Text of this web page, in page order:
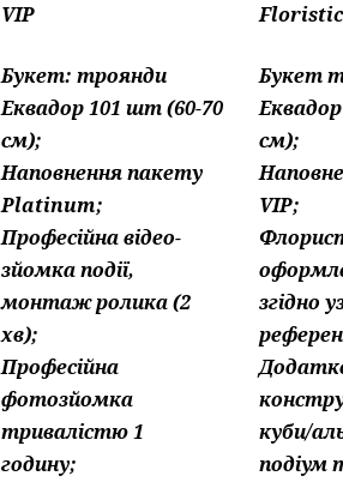
VIP
Букет: троянди
Еквадор 101 шт (60-70
см);
Наповнення пакету
Platinum;
Професійна відео-
зйомка події,
монтаж ролика (2
хв);
Професійна
фотозйомка
тривалістю 1
годину;
Floristic
Букет
см);
VIP;
згідно
куби/
подіум